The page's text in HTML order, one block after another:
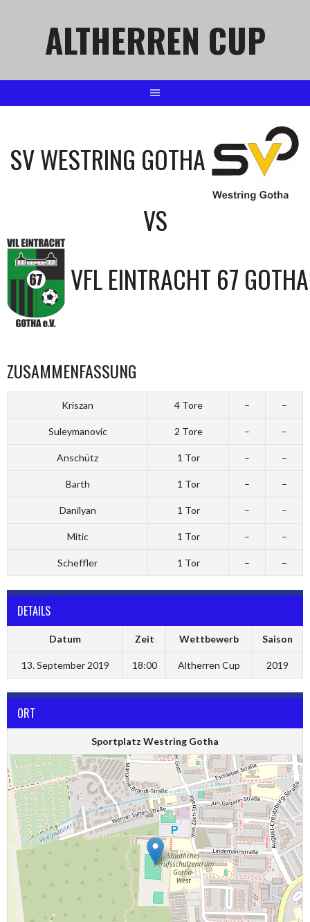
ALTHERREN CUP
SV WESTRING GOTHA
VS
VFL EINTRACHT 67 GOTHA
ZUSAMMENFASSUNG
Kriszan 4 Tore – –
Suleymanovic 2 Tore – –
Anschütz 1 Tor – –
Barth 1 Tor – –
Danilyan 1 Tor – –
Mitic 1 Tor – –
Scheffler 1 Tor – –
DETAILS
Datum Zeit Wettbewerb Saison
13. September 2019 18:00 Altherren Cup 2019
ORT
Sportplatz Westring Gotha